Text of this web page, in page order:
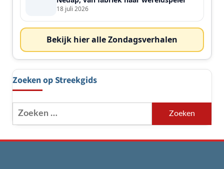
18 juli 2026
Bekijk hier alle Zondagsverhalen
Zoeken op Streekgids
Zoeken
naar: